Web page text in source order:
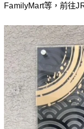
FamilyMart等，前往